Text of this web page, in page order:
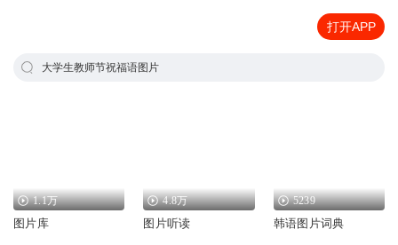
打开APP
大学生教师节祝福语图片
1.1万
图片库
4.8万
图片听读
5239
韩语图片词典